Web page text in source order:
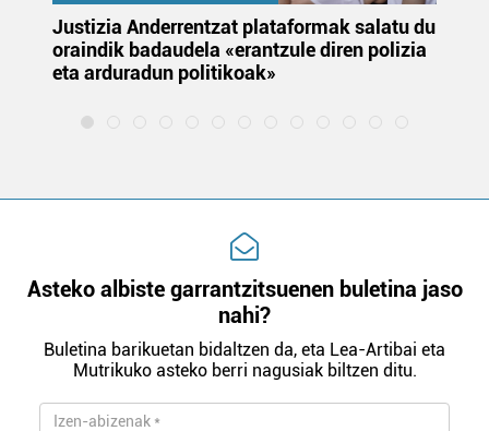
Justizia Anderrentzat plataformak salatu du
oraindik badaudela «erantzule diren polizia
eta arduradun politikoak»
Asteko albiste garrantzitsuenen buletina jaso
nahi?
Buletina barikuetan bidaltzen da, eta Lea-Artibai eta
Mutrikuko asteko berri nagusiak biltzen ditu.